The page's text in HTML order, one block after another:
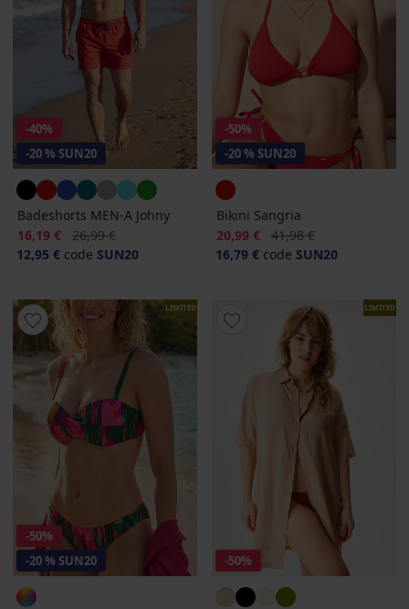
-40%
-20 % SUN20
Badeshorts MEN-A Johny
Rabatt
16,19 € Alter Preis
26,99 €
12,95 € code SUN20
-50%
-20 % SUN20
Bikini Sangria
Rabatt
20,99 € Alter Preis
41,98 €
16,79 € code SUN20
LIMITED
-50%
-20 % SUN20
LIMITED
-50%